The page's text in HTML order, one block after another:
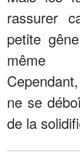
rassurer
petite
même
ne se
de la